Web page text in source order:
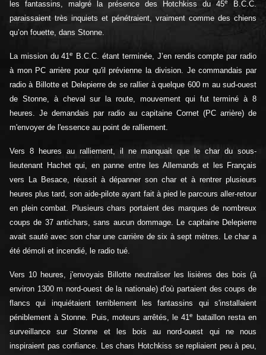
les fantassins, malgré la présence des Hotchkiss du 45e
B.C.C.
paraissaient très inquiets et pénétraient, vraiment comme des chiens
qu’on fouette, dans Stonne.
La mission du 41e
B.C.C. étant terminée, J’en rendis compte par radio
à mon PC arrière pour qu'il prévienne la division. Je commandais par
radio à Billotte et Delepierre de se rallier à quelque 600 m au sud-ouest
de Stonne, à cheval sur la route, mouvement qui fut terminé à 8
heures. Je demandais par radio au capitaine Cornet (PC arrière) de
m'envoyer de l'essence au point de ralliement.
Vers 8 heures au ralliement, il ne manquait que le char du sous-
lieutenant Hachet qui, en panne entre les Allemands et les Français
vers La Besace, réussit à dépanner son char et à rentrer plusieurs
heures plus tard, son aide-pilote ayant fait à pied le parcours aller-retour
en plein combat. Plusieurs chars portaient des marques de nombreux
coups de 37 antichars, sans aucun dommage. Le capitaine Delepierre
avait sauté avec son char une carrière de six à sept mètres. Le char a
été démoli et incendié, le radio tué.
Vers 10 heures, j'envoyais Billotte neutraliser les lisières des bois (à
environ 1300 m nord-ouest de la nationale) d'où partaient des coups de
flancs qui inquiétaient terriblement les fantassins qui s'installaient
péniblement à Stonne. Puis, moteurs arrêtés, le 41e
bataillon resta en
surveillance sur Stonne et les bois au nord-ouest qui ne nous
inspiraient pas confiance. Les chars Hotchkiss se repliaient peu à peu,